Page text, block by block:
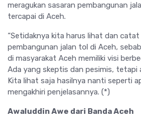
meragukan sasaran pembangunan
tercapai di Aceh.
“Setidaknya kita harus lihat dan catat
pembangunan jalan tol di Aceh,
di masyarakat Aceh memiliki visi
Ada yang skeptis dan pesimis, tetapi
Kita lihat saja hasilnya nanti seperti
mengakhiri penjelasannya. (*)
Awaluddin Awe dari Banda Aceh